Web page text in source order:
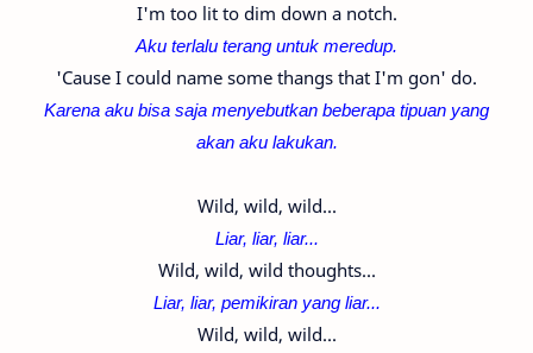
I'm too lit to dim down a notch.
Aku terlalu terang untuk meredup.
'Cause I could name some thangs that I'm gon' do.
Karena aku bisa saja menyebutkan beberapa tipuan yang
akan aku lakukan.
Wild, wild, wild...
Liar, liar, liar...
Wild, wild, wild thoughts...
Liar, liar, pemikiran yang liar...
Wild, wild, wild...